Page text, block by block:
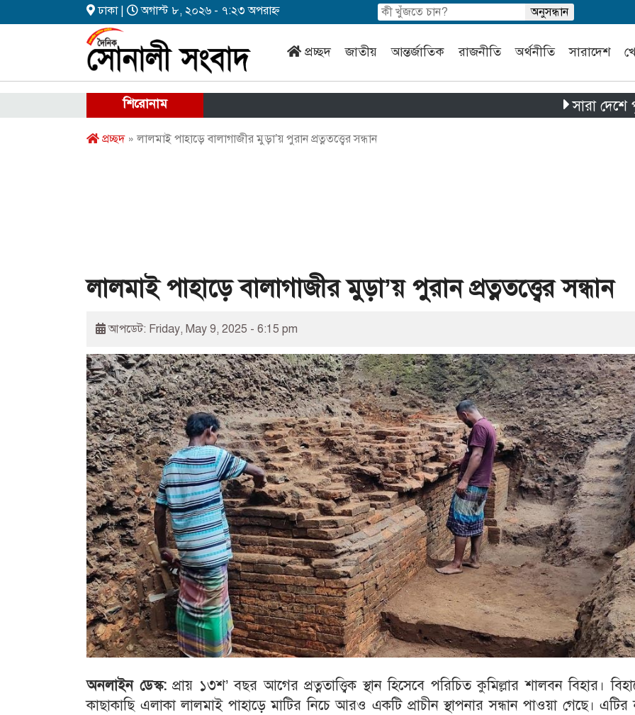
ঢাকা | অগাস্ট ৮, ২০২৬ - ৭:২৩ অপরাহ্ন
প্রচ্ছদ জাতীয় আন্তর্জাতিক রাজনীতি অর্থনীতি সারাদেশ
শিরোনাম সারা দেশে পৃথক চার
প্রচ্ছদ» লালমাই পাহাড়ে বালাগাজীর মুড়া’য় পুরান প্রত্নতত্ত্বের সন্ধান
লালমাই পাহাড়ে বালাগাজীর মুড়া’য় পুরান প্রত্নতত্ত্বের সন্ধান
আপডেট: Friday, May 9, 2025 - 6:15 pm
অনলাইন ডেস্ক:প্রায় ১৩শ’ বছর আগের প্রত্নতাত্ত্বিক স্থান হিসেবে পরিচিত কুমিল্লার শালবন বিহার।
কাছাকাছি এলাকা লালমাই পাহাড়ে মাটির নিচে আরও একটি প্রাচীন স্থাপনার সন্ধান পাওয়া গেছে। এটির